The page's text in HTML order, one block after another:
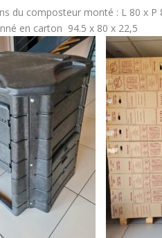
du composteur monté : L 80 x P
en carton 94.5 x 80 x 22,5